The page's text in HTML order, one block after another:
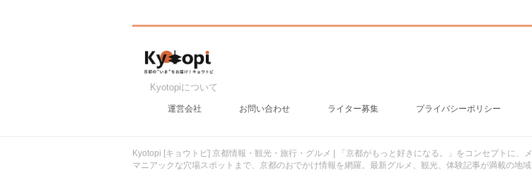
Kyotopiについて
運営会社 お問い合わせ ライター募集 プライバシーポリシー
Kyotopi [キョウトピ] 京都情報・観光・旅行・グルメ | 「京都がもっと好きになる。」をコンセプトに、
マニアックな穴場スポットまで、京都のおでかけ情報を網羅。最新グルメ、観光、体験記事が満載の地